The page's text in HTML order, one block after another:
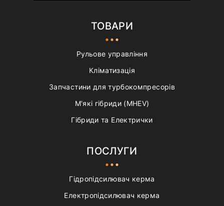
ТОВАРИ
Рульове управління
Кліматизація
Запчастини для турбокомпресорів
М'які гібриди (MHEV)
Гібриди та Електрички
ПОСЛУГИ
Гідропідсилювач керма
Електропідсилювач керма